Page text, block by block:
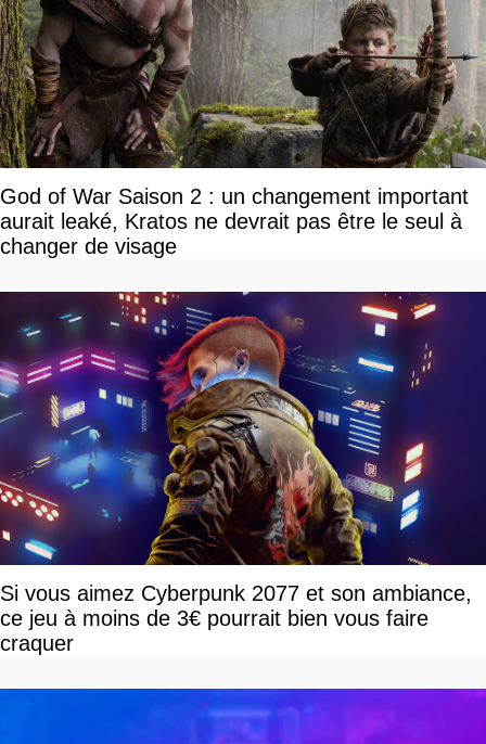
God of War Saison 2 : un changement important
aurait leaké, Kratos ne devrait pas être le seul à
changer de visage
Si vous aimez Cyberpunk 2077 et son ambiance,
ce jeu à moins de 3€ pourrait bien vous faire
craquer